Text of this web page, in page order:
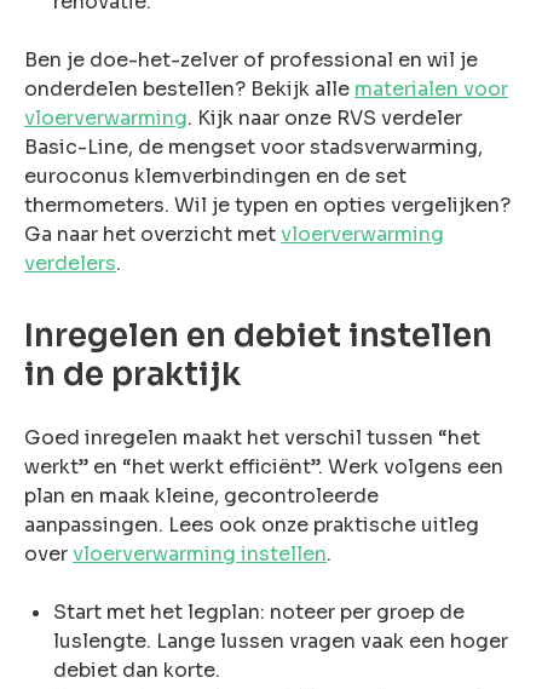
Ben je doe-het-zelver of professional en wil je
onderdelen bestellen? Bekijk alle materialen voor
vloerverwarming. Kijk naar onze RVS verdeler
Basic-Line, de mengset voor stadsverwarming,
euroconus klemverbindingen en de set
thermometers. Wil je typen en opties vergelijken?
Ga naar het overzicht metvloerverwarming
verdelers.
Inregelen en debiet instellen
in de praktijk
Goed inregelen maakt het verschil tussen “het
werkt” en “het werkt efficiënt”. Werk volgens een
plan en maak kleine, gecontroleerde
aanpassingen. Lees ook onze praktische uitleg
overvloerverwarming instellen.
Start met het legplan: noteer per groep de
luslengte. Lange lussen vragen vaak een hoger
debiet dan korte.